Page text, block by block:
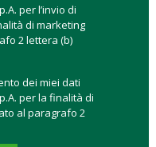
cominciando già a
che aspetta la
i listini globali.
strategy, US
se la strada diTrump
le sue prospettive
come
per l’invio di
di marketing
2 lettera (b)
dei miei dati
per la finalità di
al paragrafo 2